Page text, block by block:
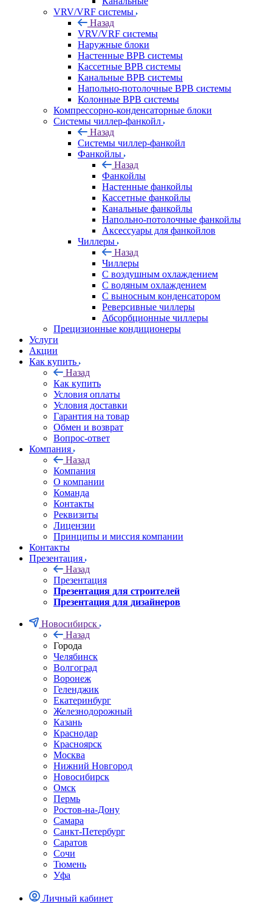
VRV/VRF системы
Назад
VRV/VRF системы
Наружные блоки
Настенные ВРВ системы
Кассетные ВРВ системы
Канальные ВРВ системы
Напольно-потолочные ВРВ системы
Колонные ВРВ системы
Компрессорно-конденсаторные блоки
Системы чиллер-фанкойл
Назад
Системы чиллер-фанкойл
Фанкойлы
Назад
Фанкойлы
Настенные фанкойлы
Кассетные фанкойлы
Канальные фанкойлы
Напольно-потолочные фанкойлы
Аксессуары для фанкойлов
Чиллеры
Назад
Чиллеры
С воздушным охлаждением
С водяным охлаждением
С выносным конденсатором
Реверсивные чиллеры
Абсорбционные чиллеры
Прецизионные кондиционеры
Услуги
Акции
Как купить
Назад
Как купить
Условия оплаты
Условия доставки
Гарантия на товар
Обмен и возврат
Вопрос-ответ
Компания
Назад
Компания
О компании
Команда
Контакты
Реквизиты
Лицензии
Принципы и миссия компании
Контакты
Презентация
Назад
Презентация
Презентация для строителей
Презентация для дизайнеров
Новосибирск
Назад
Города
Челябинск
Волгоград
Воронеж
Геленджик
Екатеринбург
Железнодорожный
Казань
Краснодар
Красноярск
Москва
Нижний Новгород
Новосибирск
Омск
Пермь
Ростов-на-Дону
Самара
Санкт-Петербург
Саратов
Сочи
Тюмень
Уфа
Личный кабинет